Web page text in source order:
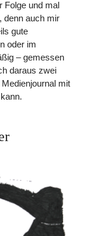
Folge und mal
denn auch mir
gute
oder im
– gemessen
daraus zwei
mit